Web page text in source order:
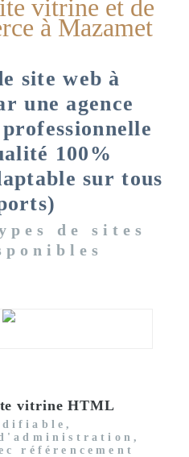
vitrine et de
à Mazamet
site web à
une agence
100%
sur tous
de sites
vitrine HTML
référencement